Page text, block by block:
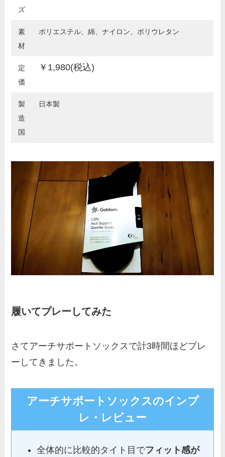
ズ
素
材
ポリエステル、綿、ナイロン、ポリウレタン
定
価
￥1,980(税込)
製
造
国
日本製
履いてプレーしてみた
さてアーチサポートソックスで計3時間ほどプレ
ーしてきました。
アーチサポートソックスのインプ
レ・レビュー
全体的に比較的タイト目でフィット感が